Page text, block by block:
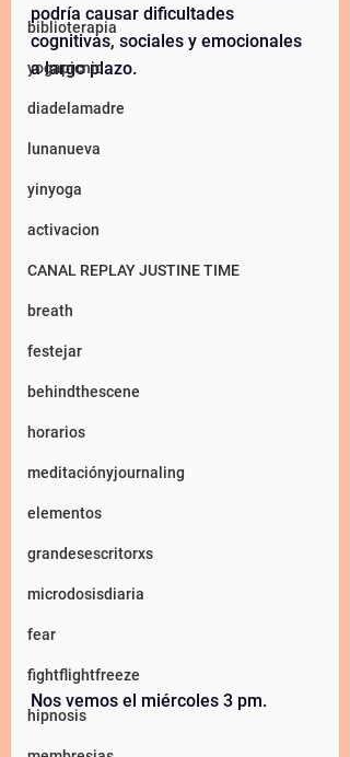
biblioterapia
yogapicnic
diadelamadre
lunanueva
yinyoga
activacion
CANAL REPLAY JUSTINE TIME
breath
festejar
behindthescene
horarios
meditaciónyjournaling
elementos
grandesescritorxs
microdosisdiaria
fear
fightflightfreeze
hipnosis
podría causar dificultades
cognitivas, sociales y emocionales
a largo plazo.
Nos vemos el miércoles 3 pm.